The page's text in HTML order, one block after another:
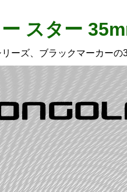
スター
ーズ、ブラックマーカーの